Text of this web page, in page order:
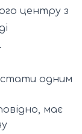
центру з
стати одним
має